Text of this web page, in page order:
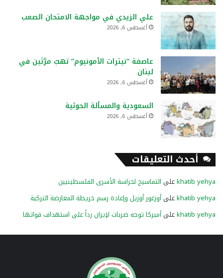
علي الزيدي في مواجهة الامتحان الصعب
أغسطس 6, 2026
عاصفة “نيترات الأمونيوم” تهبّ مرَّتَين في
لبنان
أغسطس 6, 2026
السعودية والمسألة الحوثية
أغسطس 6, 2026
أحدث التعليقات
khatib yehyaعلى التماسيح لحراسة الأسرى الفلسطينيين
khatib yehyaعلىأوزغور أوزيل وإعادة رسم خريطة المعارضة التركية
khatib yehyaعلىأميركا توجه ضربات لإيران رداً على استهداف قواتها